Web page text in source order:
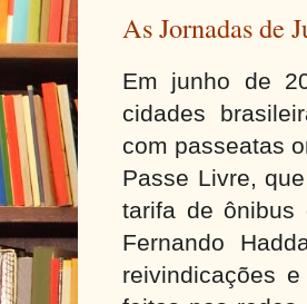
As Jornadas de
Em junho de
cidades
com passeatas
Passe Livre,
tarifa de ônibus
Fernando
reivindicações